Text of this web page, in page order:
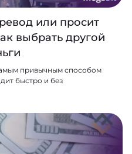
или просит
выбрать другой
привычным способом
быстро и без